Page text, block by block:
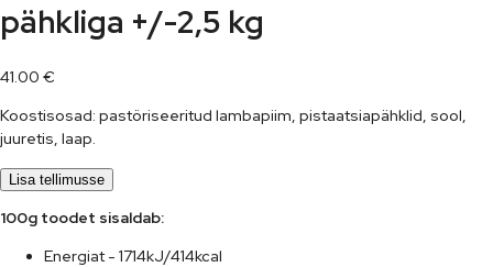
pähkliga +/-2,5 kg
41.00 €
Koostisosad: pastöriseeritud lambapiim, pistaatsiapähklid, sool,
juuretis, laap.
Lisa tellimusse
Energiat - 1714kJ/414kcal